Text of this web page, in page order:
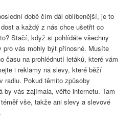
době čím dál oblíbenější, je to
a každý z nás chce ušetřit co
Stačí, když si pohlídáte všechny
pro vás mohly být přínosné. Musíte
času na prohlédnutí letáků, které vám
i reklamy na slevy, které běží
radiu. Pokud těmito způsoby
by vás zajímala, věřte internetu. Tam
vše, takže ani slevy a slevové